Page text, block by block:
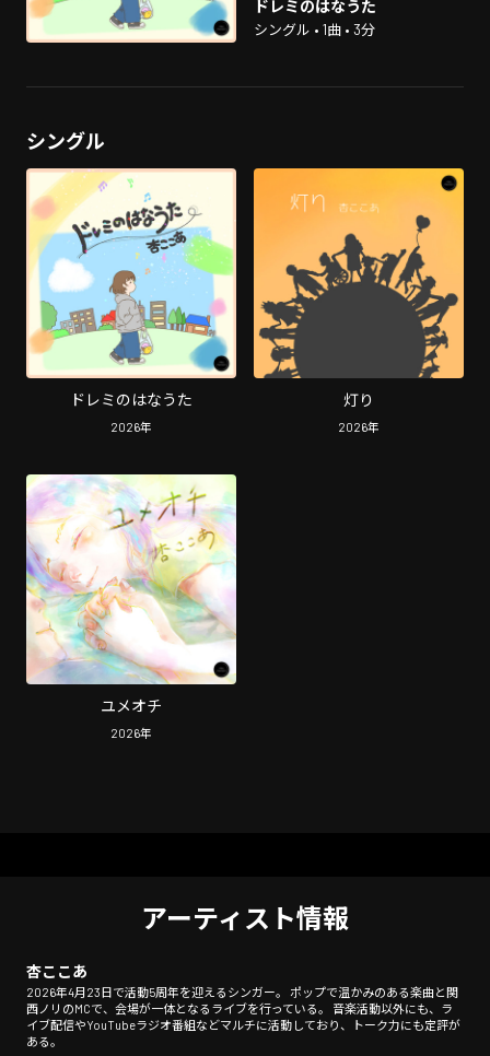
ドレミのはなうた
シングル • 1曲 • 3分
シングル
ドレミのはなうた
2026年
灯り
2026年
ユメオチ
2026年
アーティスト情報
杏ここあ
2026年4月23日で活動5周年を迎えるシンガー。 ポップで温かみのある楽曲と関
西ノリのMCで、会場が一体となるライブを行っている。 音楽活動以外にも、ラ
イブ配信やYouTubeラジオ番組などマルチに活動しており、トーク力にも定評が
ある。